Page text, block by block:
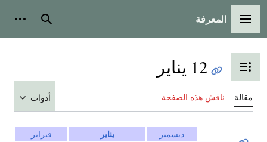
القائمة الرئيسية
المعرفة بحث
تبديل عرض جدول المحتويات
12 يناير
مقالة ناقش هذه الصفحة أدوات
ديسمبر يناير
فبراير